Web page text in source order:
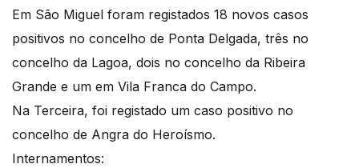
Em São Miguel foram registados 18 novos casos
positivos no concelho de Ponta Delgada, três no
concelho da Lagoa, dois no concelho da Ribeira
Grande e um em Vila Franca do Campo.
Na Terceira, foi registado um caso positivo no
concelho de Angra do Heroísmo.
Internamentos: